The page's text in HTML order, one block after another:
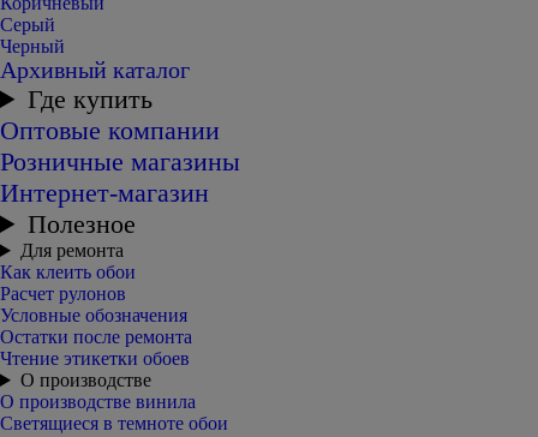
Серый
Черный
Архивный каталог
Где купить
Оптовые компании
Розничные магазины
Интернет-магазин
Полезное
Для ремонта
Как клеить обои
Расчет рулонов
Условные обозначения
Остатки после ремонта
Чтение этикетки обоев
О производстве
О производстве винила
Светящиеся в темноте обои